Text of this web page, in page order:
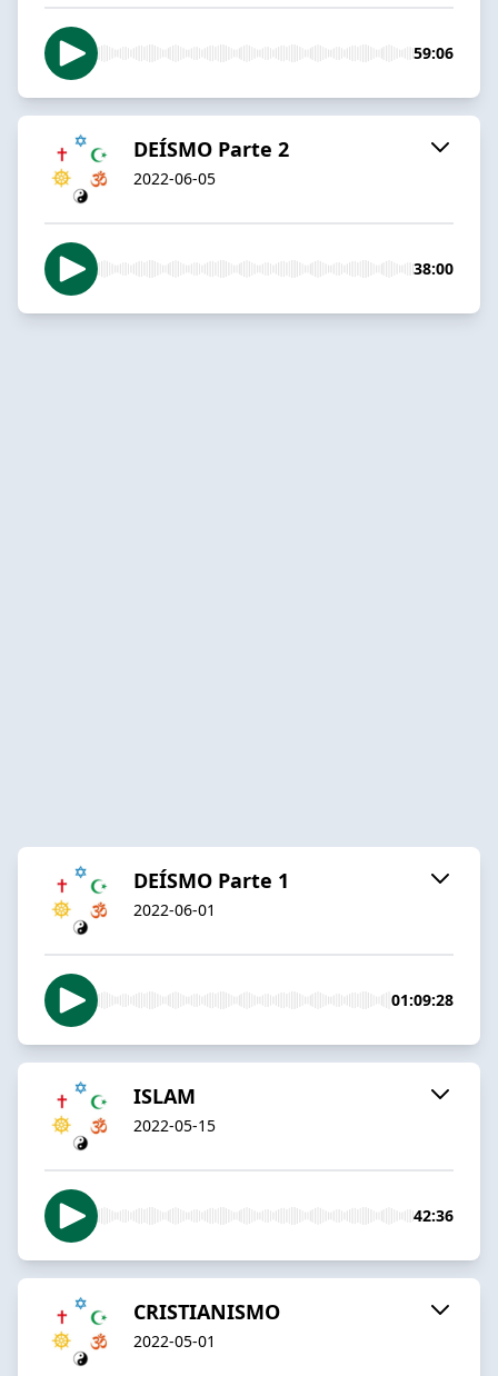
59:06
DEÍSMO Parte 2
2022-06-05
38:00
DEÍSMO Parte 1
2022-06-01
01:09:28
ISLAM
2022-05-15
42:36
CRISTIANISMO
2022-05-01